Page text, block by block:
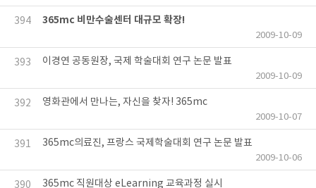
394 365mc 비만수술센터 대규모 확장!
2009-10-09
393 이경연 공동원장, 국제 학술대회 연구 논문 발표
2009-10-09
392 영화관에서 만나는, 자신을 찾자! 365mc
2009-10-07
391 365mc의료진, 프랑스 국제학술대회 연구 논문 발표
2009-10-06
390 365mc 직원대상 eLearning 교육과정 실시